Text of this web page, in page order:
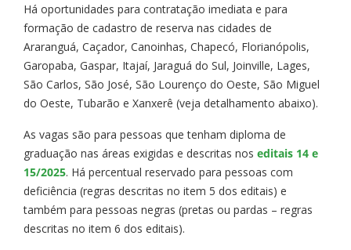
Há oportunidades para contratação imediata e para
formação de cadastro de reserva nas cidades de
Araranguá, Caçador, Canoinhas, Chapecó, Florianópolis,
Garopaba, Gaspar, Itajaí, Jaraguá do Sul, Joinville, Lages,
São Carlos, São José, São Lourenço do Oeste, São Miguel
do Oeste, Tubarão e Xanxerê (veja detalhamento abaixo).
As vagas são para pessoas que tenham diploma de
graduação nas áreas exigidas e descritas nos editais 14 e
15/2025. Há percentual reservado para pessoas com
deficiência (regras descritas no item 5 dos editais) e
também para pessoas negras (pretas ou pardas – regras
descritas no item 6 dos editais).